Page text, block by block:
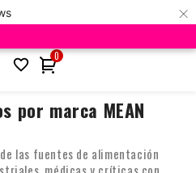
×

0
MEAN WELL
por marca MEAN
de las fuentes de alimentación